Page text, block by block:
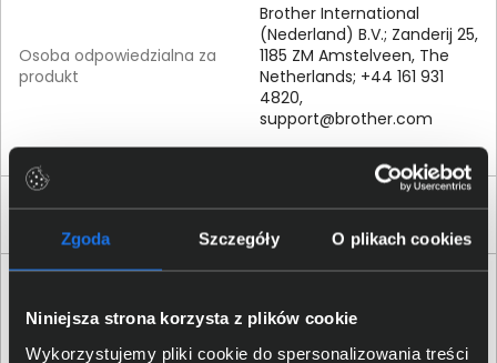
Zgoda Szczegóły O plikach cookies
Niniejsza strona korzysta z plików cookie
Wykorzystujemy pliki cookie do spersonalizowania treści
Osoba odpowiedzialna za
produkt
Brother International
(Nederland) B.V.; Zanderij 25,
1185 ZM Amstelveen, The
Netherlands; +44 161 931
4820,
support@brother.com
Produkty podobne